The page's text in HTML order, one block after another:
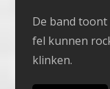
De band toont
fel kunnen
klinken.